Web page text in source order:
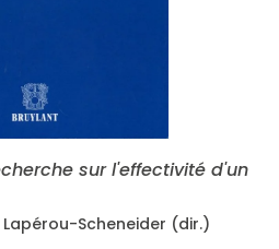
sur l'effectivité d'un
Scheneider (dir.)